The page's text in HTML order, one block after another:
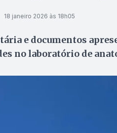
18 janeiro 2026 às 18h05
e documentos
no laboratório de